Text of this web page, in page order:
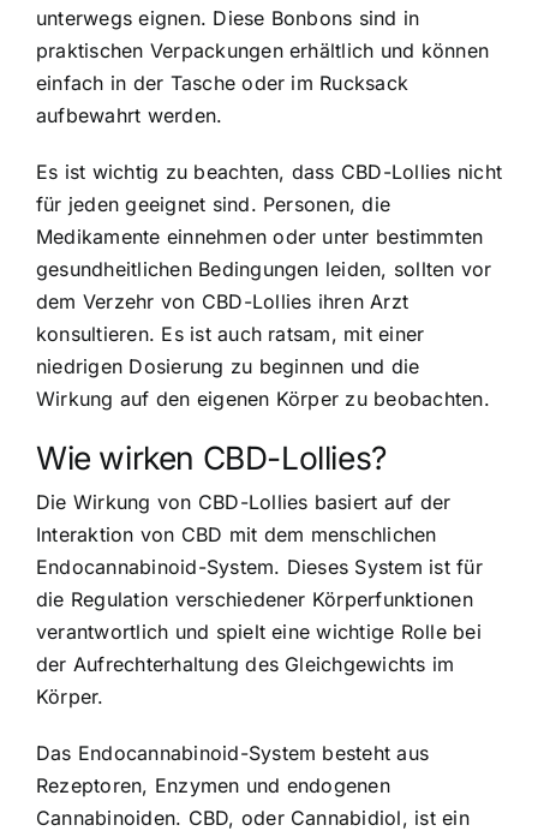
unterwegs eignen. Diese Bonbons sind in
praktischen Verpackungen erhältlich und können
einfach in der Tasche oder im Rucksack
aufbewahrt werden.
Es ist wichtig zu beachten, dass CBD-Lollies nicht
für jeden geeignet sind. Personen, die
Medikamente einnehmen oder unter bestimmten
gesundheitlichen Bedingungen leiden, sollten vor
dem Verzehr von CBD-Lollies ihren Arzt
konsultieren. Es ist auch ratsam, mit einer
niedrigen Dosierung zu beginnen und die
Wirkung auf den eigenen Körper zu beobachten.
Wie wirken CBD-Lollies?
Die Wirkung von CBD-Lollies basiert auf der
Interaktion von CBD mit dem menschlichen
Endocannabinoid-System. Dieses System ist für
die Regulation verschiedener Körperfunktionen
verantwortlich und spielt eine wichtige Rolle bei
der Aufrechterhaltung des Gleichgewichts im
Körper.
Das Endocannabinoid-System besteht aus
Rezeptoren, Enzymen und endogenen
Cannabinoiden. CBD, oder Cannabidiol, ist ein